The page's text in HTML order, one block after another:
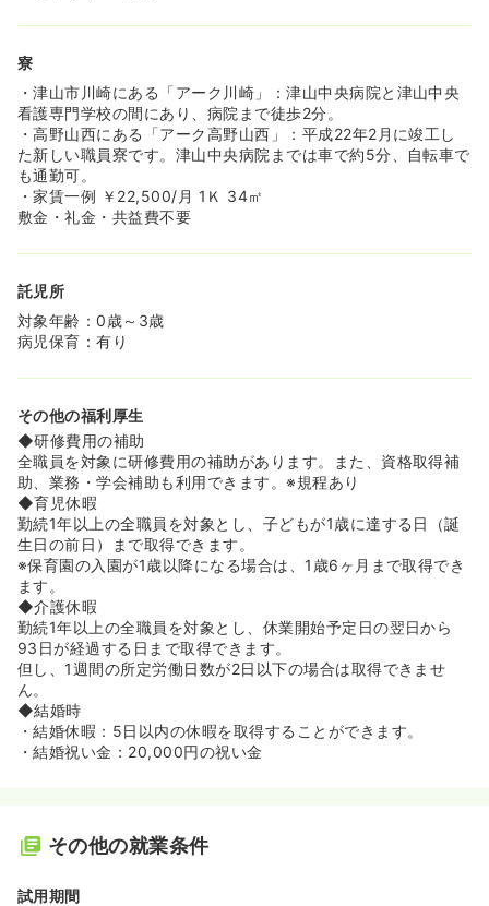
寮
・津山市川崎にある「アーク川崎」：津山中央病院と津山中央
看護専門学校の間にあり、病院まで徒歩2分。
・高野山西にある「アーク高野山西」：平成22年2月に竣工し
た新しい職員寮です。津山中央病院までは車で約5分、自転車で
も通勤可。
・家賃一例 ￥22,500/月 1Ｋ 34㎡
敷金・礼金・共益費不要
託児所
対象年齢：0歳～3歳
病児保育：有り
その他の福利厚生
◆研修費用の補助
全職員を対象に研修費用の補助があります。また、資格取得補
助、業務・学会補助も利用できます。※規程あり
◆育児休暇
勤続1年以上の全職員を対象とし、子どもが1歳に達する日（誕
生日の前日）まで取得できます。
※保育園の入園が1歳以降になる場合は、1歳6ヶ月まで取得でき
ます。
◆介護休暇
勤続1年以上の全職員を対象とし、休業開始予定日の翌日から
93日が経過する日まで取得できます。
但し、1週間の所定労働日数が2日以下の場合は取得できませ
ん。
◆結婚時
・結婚休暇：5日以内の休暇を取得することができます。
・結婚祝い金：20,000円の祝い金
その他の就業条件
試用期間